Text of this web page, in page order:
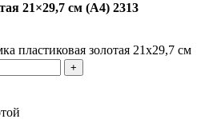
21×29,7 см (А4) 2313
пластиковая золотая 21x29,7 см